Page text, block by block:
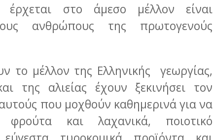
στο άμεσο μέλλον είναι
ανθρώπους της πρωτογενούς
το μέλλον της Ελληνικής γεωργίας,
της αλιείας έχουν ξεκινήσει τον
που μοχθούν καθημερινά για να
και λαχανικά, ποιοτικό